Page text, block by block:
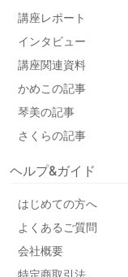
講座レポート
インタビュー
講座関連資料
かめこの記事
琴美の記事
さくらの記事
ヘルプ&ガイド
はじめての方へ
よくあるご質問
会社概要
特定商取引法